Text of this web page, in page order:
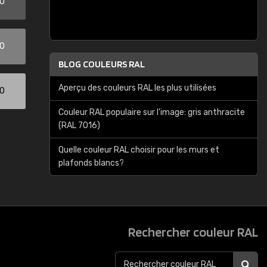
BLOG COULEURS RAL
Aperçu des couleurs RAL les plus utilisées
Couleur RAL populaire sur l'image: gris anthracite
(RAL 7016)
Quelle couleur RAL choisir pour les murs et
plafonds blancs?
Rechercher couleur RAL